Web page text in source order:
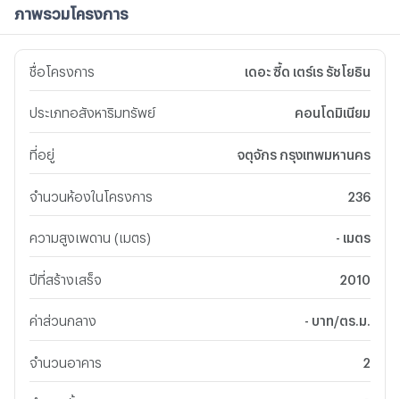
ภาพรวมโครงการ
ชื่อโครงการ เดอะ ซี้ด เตร์เร รัชโยธิน
ประเภทอสังหาริมทรัพย์ คอนโดมิเนียม
ที่อยู่ จตุจักร กรุงเทพมหานคร
จำนวนห้องในโครงการ 236
ความสูงเพดาน (เมตร) - เมตร
ปีที่สร้างเสร็จ 2010
ค่าส่วนกลาง - บาท/ตร.ม.
จำนวนอาคาร 2